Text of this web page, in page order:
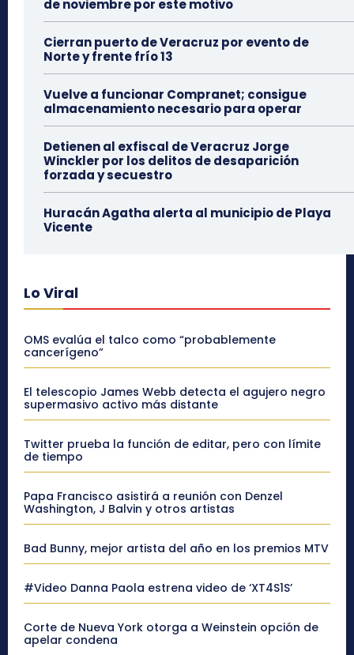
de noviembre por este motivo
Cierran puerto de Veracruz por evento de
Norte y frente frío 13
Vuelve a funcionar Compranet; consigue
almacenamiento necesario para operar
Detienen al exfiscal de Veracruz Jorge
Winckler por los delitos de desaparición
forzada y secuestro
Huracán Agatha alerta al municipio de Playa
Vicente
Lo Viral
OMS evalúa el talco como “probablemente
cancerígeno”
El telescopio James Webb detecta el agujero negro
supermasivo activo más distante
Twitter prueba la función de editar, pero con límite
de tiempo
Papa Francisco asistirá a reunión con Denzel
Washington, J Balvin y otros artistas
Bad Bunny, mejor artista del año en los premios MTV
#Video Danna Paola estrena video de ‘XT4S1S’
Corte de Nueva York otorga a Weinstein opción de
apelar condena